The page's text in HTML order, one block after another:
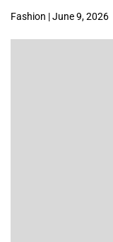
Fashion | June 9, 2026